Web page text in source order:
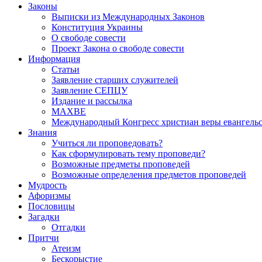
Законы
Выписки из Международных Законов
Конституция Украины
О свободе совести
Проект Закона о свободе совести
Информация
Статьи
Заявление старших служителей
Заявление СЕПЦУ
Издание и рассылка
МАХВЕ
Международный Конгресс христиан веры
Знания
Учиться ли проповедовать?
Как сформулировать тему проповеди?
Возможные предметы проповедей
Возможные определения предметов проповедей
Мудрость
Афоризмы
Пословицы
Загадки
Отгадки
Притчи
Атеизм
Бескорыстие